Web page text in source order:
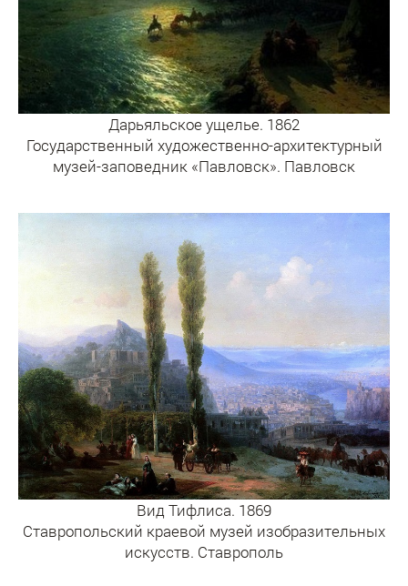
Дарьяльское ущелье. 1862
Государственный художественно-архитектурный
музей-заповедник «Павловск». Павловск
Вид Тифлиса. 1869
Ставропольский краевой музей изобразительных
искусств. Ставрополь